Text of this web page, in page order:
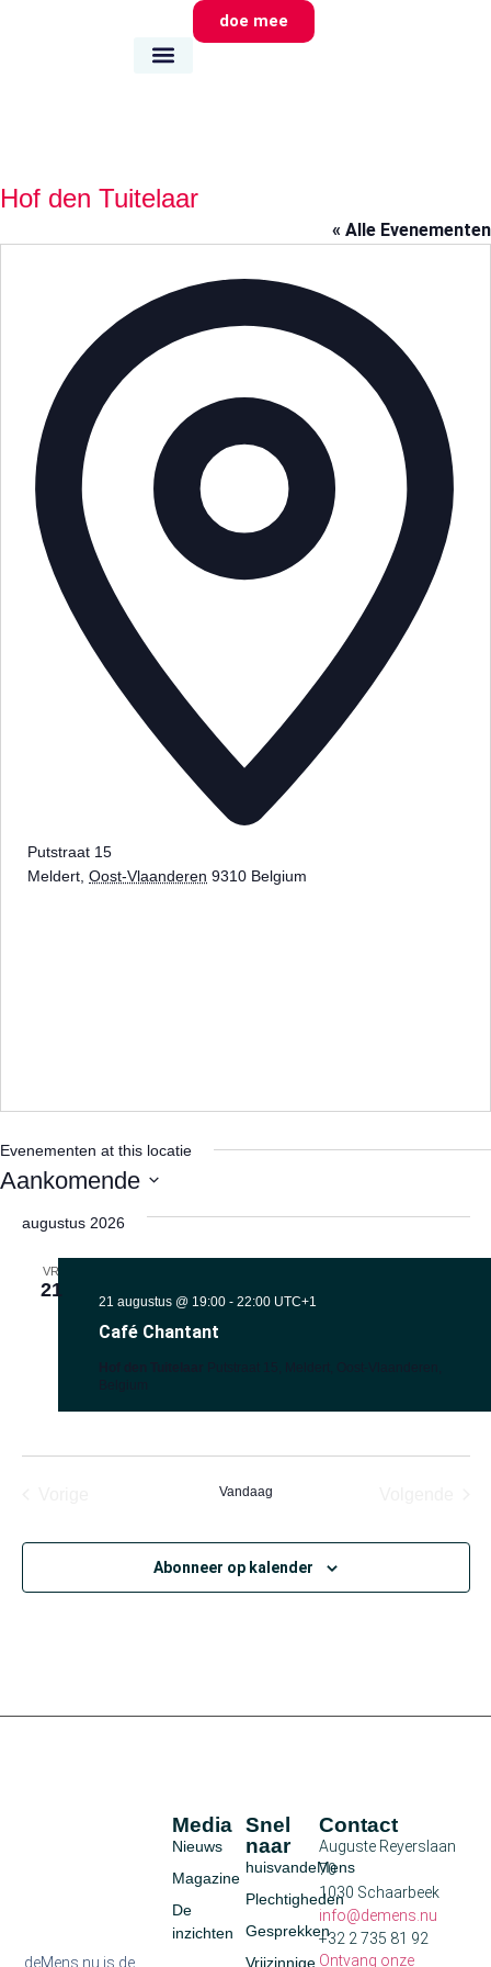
doe mee
Hof den Tuitelaar
« Alle Evenementen
Putstraat 15
Meldert Oost-Vlaanderen 9310 Belgium
Evenementen at this locatie
Aankomende
eenaugustus 2026
VR
21
Café Chantant
21 augustus @ 19:00- 22:00 UTC+1
Vandaag
Abonneer op kalender
deMens.nu is de
Snel
naar
huisvandeMens
Plechtigheden
Gesprekken
Vrijzinnige
Media
Nieuws
Magazine
De
inzichten
Contact
Auguste Reyerslaan
70
1030 Schaarbeek
info@demens.nu
+32 2 735 81 92
Ontvang onze